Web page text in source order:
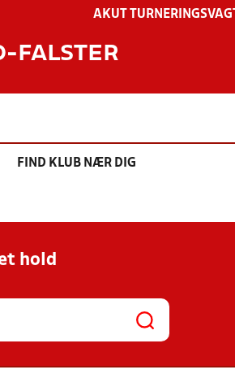
AKUT TURNERINGSVAGT
FALSTER
FIND KLUB NÆR DIG
hold